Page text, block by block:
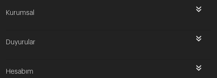
Kurumsal
Duyurular
Hesabım